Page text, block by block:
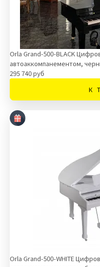
Orla Grand-500-BLACK
автоаккомпанементом,
295 740 руб
К
Orla Grand-500-WHITE